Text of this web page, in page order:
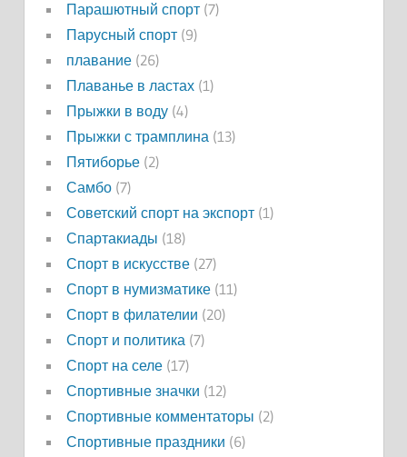
Парашютный спорт(7)
Парусный спорт(9)
плавание(26)
Плаванье в ластах(1)
Прыжки в воду(4)
Прыжки с трамплина(13)
Пятиборье(2)
Самбо(7)
Советский спорт на экспорт(1)
Спартакиады (18)
Спорт в искусстве(27)
Спорт в нумизматике(11)
Спорт в филателии (20)
Спорт и политика(7)
Спорт на селе(17)
Спортивные значки (12)
Спортивные комментаторы (2)
Спортивные праздники (6)